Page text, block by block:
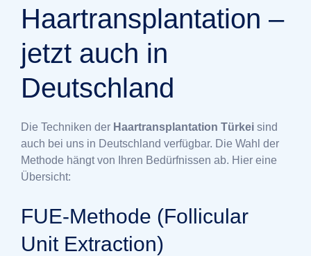
Haartransplantation –
jetzt auch in
Deutschland
Die Techniken der Haartransplantation Türkei sind
auch bei uns in Deutschland verfügbar. Die Wahl der
Methode hängt von Ihren Bedürfnissen ab. Hier eine
Übersicht:
FUE-Methode (Follicular
Unit Extraction)